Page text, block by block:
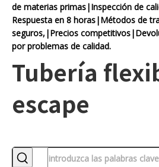
de materias primas|Inspección de
Respuesta en 8 horas|Métodos de
seguros,|Precios
por problemas de calidad.
Tubería
escape